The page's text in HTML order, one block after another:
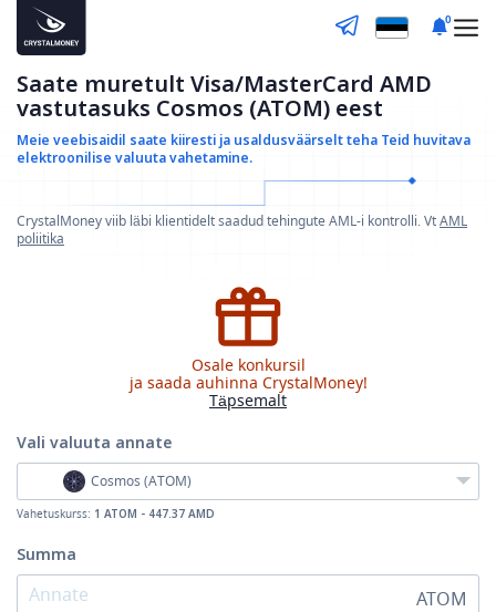
0
Saate muretult Visa/MasterCard AMD
vastutasuks Cosmos (ATOM) eest
Meie veebisaidil saate kiiresti ja usaldusväärselt teha Teid huvitava
elektroonilise valuuta vahetamine.
CrystalMoney viib läbi klientidelt saadud tehingute AML-i kontrolli. VtAML
poliitika
Osale konkursil
ja saada auhinna CrystalMoney!
Täpsemalt
Vali valuuta annate
Cosmos (ATOM)
Vahetuskurss: 1 ATOM - 447.37 AMD
Summa
ATOM